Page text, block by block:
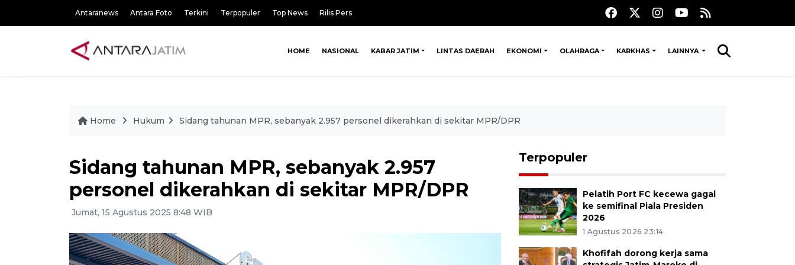
Antaranews Antara Foto Terkini Terpopuler Top News Rilis Pers
HOME NASIONAL KABAR JATIM LINTAS DAERAH EKONOMI OLAHRAGA KARKHAS LAINNYA
Home Hukum Sidang tahunan MPR, sebanyak 2.957 personel dikerahkan di sekitar MPR/DPR
Sidang tahunan MPR, sebanyak 2.957
personel dikerahkan di sekitar MPR/DPR
Jumat, 15 Agustus 2025 8:48 WIB
Terpopuler
Pelatih Port FC kecewa gagal
ke semifinal Piala Presiden
2026
1 Agustus 2026 23:14
Khofifah dorong kerja sama